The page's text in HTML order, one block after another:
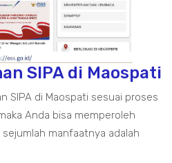
SIPA di Maospati
SIPA di Maospati sesuai proses
Anda bisa memperoleh
manfaatnya adalah